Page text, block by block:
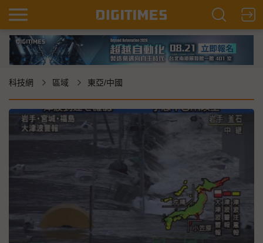
科技網 區域 東亞/中國